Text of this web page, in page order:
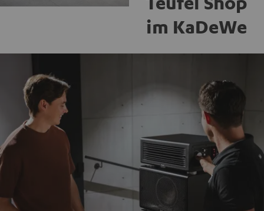
im KaDeWe